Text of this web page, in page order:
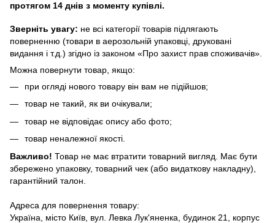
протягом 14 днів з моменту купівлі.
Зверніть увагу: не всі категорії товарів підлягають
поверненню (товари в аерозольній упаковці, друковані
видання і т.д.) згідно із законом «Про захист прав споживачів».
Можна повернути товар, якщо:
при огляді нового товару він вам не підійшов;
товар не такий, як ви очікували;
товар не відповідає опису або фото;
товар неналежної якості.
Важливо! Товар не має втратити товарний вигляд. Має бути
збережено упаковку, товарний чек (або видаткову накладну),
гарантійний талон.
Адреса для повернення товару:
Україна, місто Київ, вул. Левка Лук'яненка, будинок 21, корпус